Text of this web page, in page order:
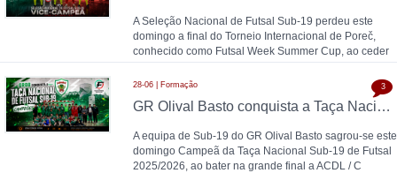
A Seleção Nacional de Futsal Sub-19 perdeu este
domingo a final do Torneio Internacional de Poreč,
conhecido como Futsal Week Summer Cup, ao ceder
28-06 | Formação
GR Olival Basto conquista a Taça Nacional Sub-19 de Futsal após bater ACDL / CBIDN
A equipa de Sub-19 do GR Olival Basto sagrou-se este
domingo Campeã da Taça Nacional Sub-19 de Futsal
2025/2026, ao bater na grande final a ACDL / C
3